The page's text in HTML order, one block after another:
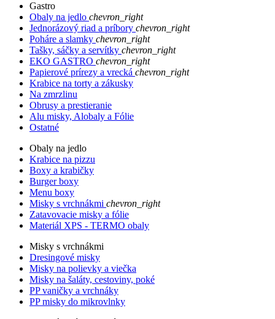
Gastro
Obaly na jedlo chevron_right
Jednorázový riad a príbory chevron_right
Poháre a slamky chevron_right
Tašky, sáčky a servítky chevron_right
EKO GASTRO chevron_right
Papierové prírezy a vrecká chevron_right
Krabice na torty a zákusky
Na zmrzlinu
Obrusy a prestieranie
Alu misky, Alobaly a Fólie
Ostatné
Obaly na jedlo
Krabice na pizzu
Boxy a krabičky
Burger boxy
Menu boxy
Misky s vrchnákmi chevron_right
Zatavovacie misky a fólie
Materiál XPS - TERMO obaly
Misky s vrchnákmi
Dresingové misky
Misky na polievky a viečka
Misky na šaláty, cestoviny, poké
PP vaničky a vrchnáky
PP misky do mikrovlnky